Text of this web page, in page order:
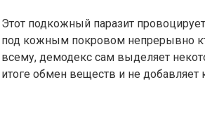
Этот подкожный паразит
под кожным покровом непрерывно
всему, демодекс сам выделяет
итоге обмен веществ и не добавляет